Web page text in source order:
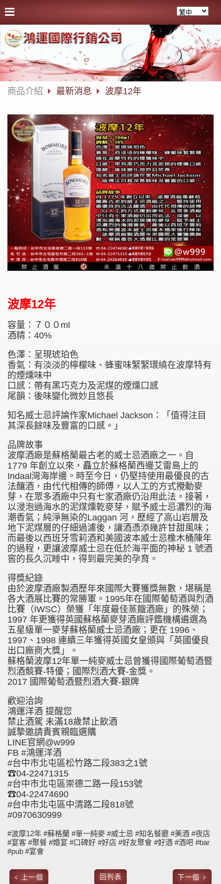
商品介紹 最新消息 波摩12年
波摩12年
容量：７００ml
酒精：40%
色澤：呈現琥珀色
香氣：有淡淡的檸檬味、蜂蜜味緊緊環繞在波摩特有
的煙燻味中
口感：帶有黑巧克力及泥煤的煙燻口感
尾韻：後味變化微妙且悠長
知名威士忌評論作家Michael Jackson：「值得注目
其深長餘味及豐富的口感。」
品牌故事
波摩酒廠是蘇格蘭最古老的威士忌酒廠之一。自
1779 年創立以來，矗立於蘇格蘭西邊艾雷島上的
Indaal灣海岸邊。時至今日，仍堅持使用最優良的古
法釀酒，由代代相傳的師傅，以人工的方式攪動麥
芽，在眾多酒廠中只有七家酒廠仍沿用此法。接著，
以浸泡過海水的泥煤燻乾麥芽，賦予威士忌濃烈的海
潮香氣；純淨無染的Laggan 河，歷經了高山岩層及
地下泥煤層的仔細過濾後，讓酒憑添幾許甘甜風味；
而最後以西班牙雪莉酒和美國波本威士忌橡木桶陳年
的過程，更讓波摩威士忌在低於海平面的神秘 1 號酒
窖的長久沉睡中，得到最完美的孕育。
得獎紀錄
由於波摩酒廠製酒歷年來國際大賽獲獎無數，堪稱是
各大酒展比賽的常勝軍。1995年在國際葡萄酒與烈酒
比賽（IWSC）榮獲「年度最佳蒸餾酒廠」的殊榮；
1997 年更獲得英國蘇格蘭麥芽酒廠評鑑機構遴選為
五星級單一麥芽蘇格蘭威士忌酒廠；更在 1996、
1997、1998 連續三年獲得英國女皇頒與「英國優良
出口廠商大獎」。
蘇格蘭波摩12年單一純麥威士忌曾獲得國際葡萄酒暨
烈酒競賽-特優；國際烈酒大賽-金獎。
2017 國際葡萄酒暨烈酒大賽-銀牌
歡迎洽詢
鴻運洋酒 提醒您
禁止酒駕 未滿18歲禁止飲酒
誠摯邀請貴賓親臨選購
LINE官網@w999
FB #鴻運洋酒
#台中市北屯區松竹路二段383之1號
☎04-22471315
#台中市北屯區崇德二路一段153號
☎04-22474690
#台中市北屯區中清路二段818號
#0970630999
#波摩12年 #蘇格蘭 #單一純麥 #威士忌 #知名餐廳 #美酒 #夜店
#宴客 #聚餐 #婚宴 #口碑好 #好店 #好友聚會 #好酒 #酒吧 #bar
#pub #宴會
上一個 回列表 下一個